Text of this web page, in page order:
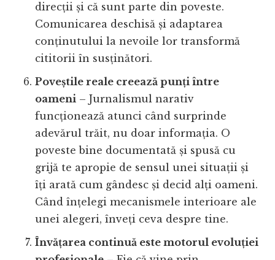
direcții și că sunt parte din poveste.
Comunicarea deschisă și adaptarea
conținutului la nevoile lor transformă
cititorii în susținători.
Poveștile reale creează punți între
oameni – Jurnalismul narativ
funcționează atunci când surprinde
adevărul trăit, nu doar informația. O
poveste bine documentată și spusă cu
grijă te apropie de sensul unei situații și
îți arată cum gândesc și decid alți oameni.
Când înțelegi mecanismele interioare ale
unei alegeri, înveți ceva despre tine.
Învățarea continuă este motorul evoluției